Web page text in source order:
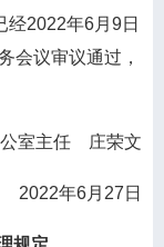
经2022年6月9日
会议审议通过，
公室主任 庄荣文
2022年6月27日